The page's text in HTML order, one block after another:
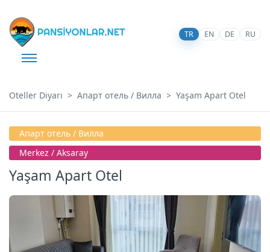
TR EN DE RU
Oteller Diyarı Апарт отель / Вилла Yaşam Apart Otel
Апарт отель / Вилла
Merkez / Aksaray
Yaşam Apart Otel